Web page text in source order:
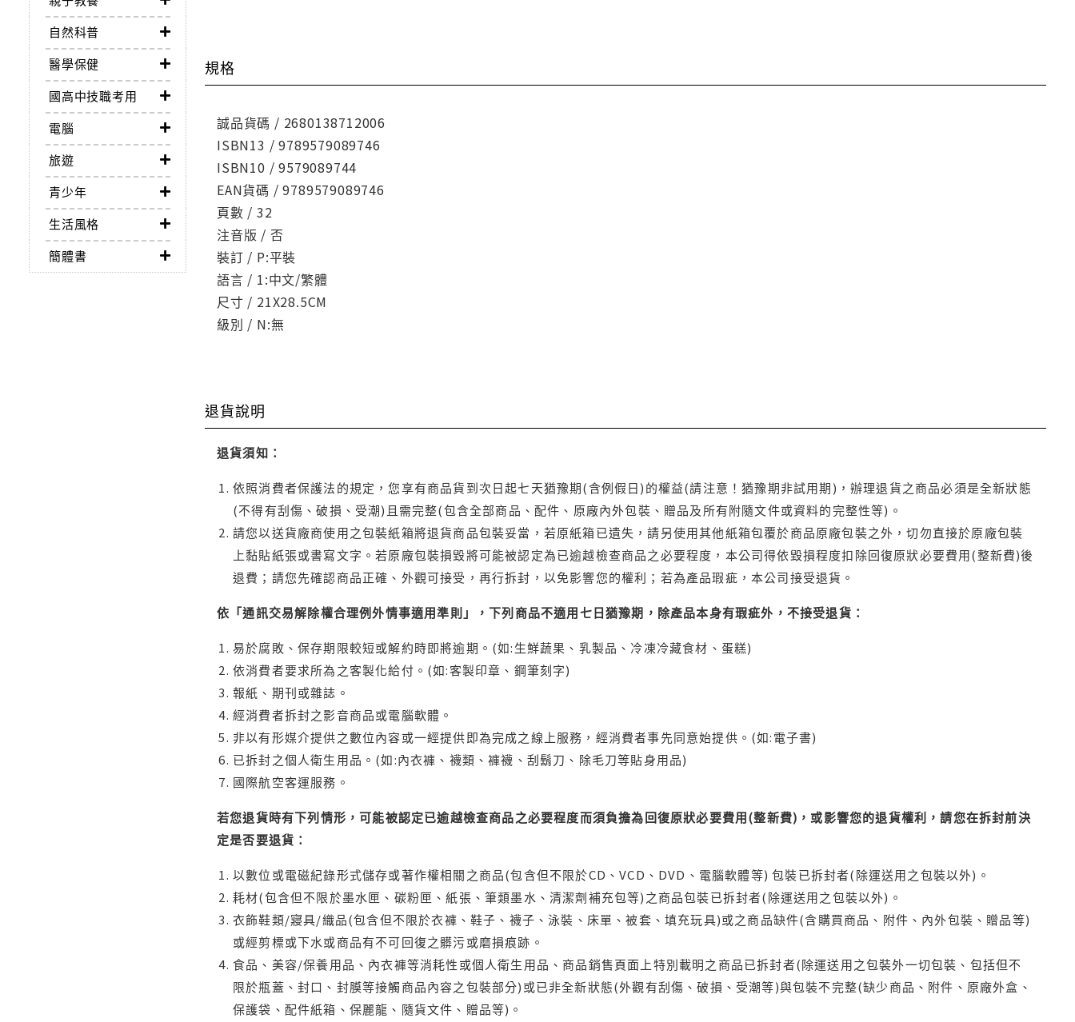
自然科普
醫學保健
國高中技職考用
電腦
旅遊
青少年
生活風格
簡體書
規格
誠品貨碼 / 2680138712006
ISBN13 / 9789579089746
ISBN10 / 9579089744
EAN貨碼 / 9789579089746
頁數 / 32
注音版 / 否
裝訂 / P:平裝
語言 / 1:中文/繁體
尺寸 / 21X28.5CM
級別 / N:無
退貨說明
退貨須知：
依照消費者保護法的規定，您享有商品貨到次日起七天猶豫期(含例假日)的權益(請注意！猶豫期非試用期)，辦理退貨之商品必須是全新狀態
(不得有刮傷、破損、受潮)且需完整(包含全部商品、配件、原廠內外包裝、贈品及所有附隨文件或資料的完整性等)。
請您以送貨廠商使用之包裝紙箱將退貨商品包裝妥當，若原紙箱已遺失，請另使用其他紙箱包覆於商品原廠包裝之外，切勿直接於原廠包裝
上黏貼紙張或書寫文字。若原廠包裝損毀將可能被認定為已逾越檢查商品之必要程度，本公司得依毀損程度扣除回復原狀必要費用(整新費)後
退費；請您先確認商品正確、外觀可接受，再行拆封，以免影響您的權利；若為產品瑕疵，本公司接受退貨。
依「通訊交易解除權合理例外情事適用準則」，下列商品不適用七日猶豫期，除產品本身有瑕疵外，不接受退貨：
易於腐敗、保存期限較短或解約時即將逾期。(如:生鮮蔬果、乳製品、冷凍冷藏食材、蛋糕)
依消費者要求所為之客製化給付。(如:客製印章、鋼筆刻字)
報紙、期刊或雜誌。
經消費者拆封之影音商品或電腦軟體。
非以有形媒介提供之數位內容或一經提供即為完成之線上服務，經消費者事先同意始提供。(如:電子書)
已拆封之個人衛生用品。(如:內衣褲、襪類、褲襪、刮鬍刀、除毛刀等貼身用品)
國際航空客運服務。
若您退貨時有下列情形，可能被認定已逾越檢查商品之必要程度而須負擔為回復原狀必要費用(整新費)，或影響您的退貨權利，請您在拆封前決
定是否要退貨：
以數位或電磁紀錄形式儲存或著作權相關之商品(包含但不限於CD、VCD、DVD、電腦軟體等) 包裝已拆封者(除運送用之包裝以外)。
耗材(包含但不限於墨水匣、碳粉匣、紙張、筆類墨水、清潔劑補充包等)之商品包裝已拆封者(除運送用之包裝以外)。
衣飾鞋類/寢具/織品(包含但不限於衣褲、鞋子、襪子、泳裝、床單、被套、填充玩具)或之商品缺件(含購買商品、附件、內外包裝、贈品等)
或經剪標或下水或商品有不可回復之髒污或磨損痕跡。
食品、美容/保養用品、內衣褲等消耗性或個人衛生用品、商品銷售頁面上特別載明之商品已拆封者(除運送用之包裝外一切包裝、包括但不
限於瓶蓋、封口、封膜等接觸商品內容之包裝部分)或已非全新狀態(外觀有刮傷、破損、受潮等)與包裝不完整(缺少商品、附件、原廠外盒、
保護袋、配件紙箱、保麗龍、隨貨文件、贈品等)。